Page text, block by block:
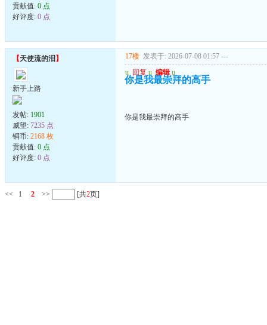
贡献值: 0 点
好评度: 0 点
【天使流的泪 】
新手上路
发帖: 1901
威望: 7235 点
铜币: 2168 枚
贡献值: 0 点
好评度: 0 点
17楼 发表于: 2026-07-08 01:57 ---
u 回复 u 编辑 u
你是我最崇拜的高手
你是我最崇拜的高手
<< 1 2 >> [共2页]